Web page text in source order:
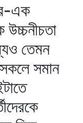
এক
তেমন
সমান